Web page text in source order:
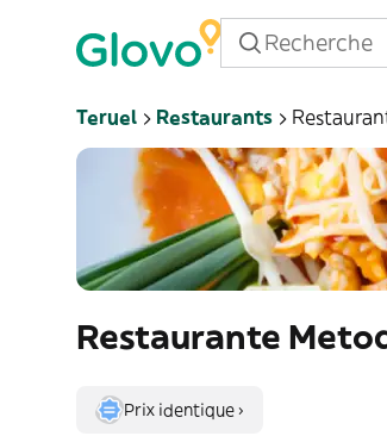
Teruel Restaurants
Restaurante
Prix identique ›